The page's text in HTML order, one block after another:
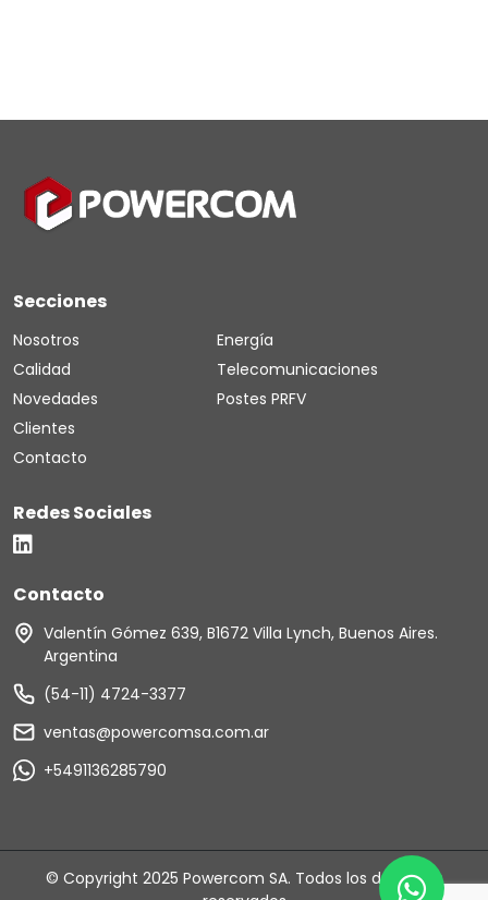
Secciones
Nosotros
Calidad
Novedades
Clientes
Contacto
Energía
Telecomunicaciones
Postes PRFV
Redes Sociales
Contacto
Valentín Gómez 639, B1672 Villa Lynch, Buenos Aires.
Argentina
(54-11) 4724-3377
ventas@powercomsa.com.ar
+5491136285790
© Copyright 2025 Powercom SA. Todos los derechos